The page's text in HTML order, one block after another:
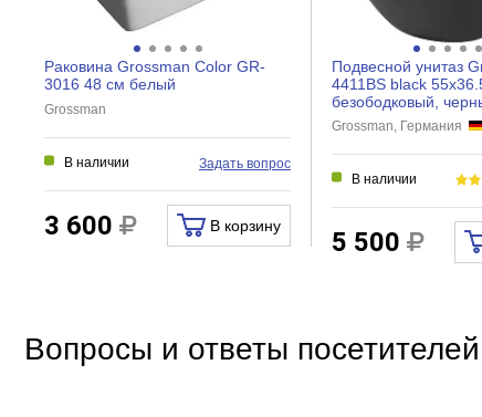
Монтаж к стене
Монтаж на тумбу
Встраиваемая в столешницу сверху
Встраиваемая в столешницу снизу
Кол-во отверстий для смесителя
Перелив
Раковина Grossman Color GR-
3016 48 см белый
Grossman
В наличии Задать вопрос
3 600 В корзину
Подвесной унитаз
4411BS black
безободковый,
Grossman, Германия
В наличии
5 500
Вопросы и ответы посетителей